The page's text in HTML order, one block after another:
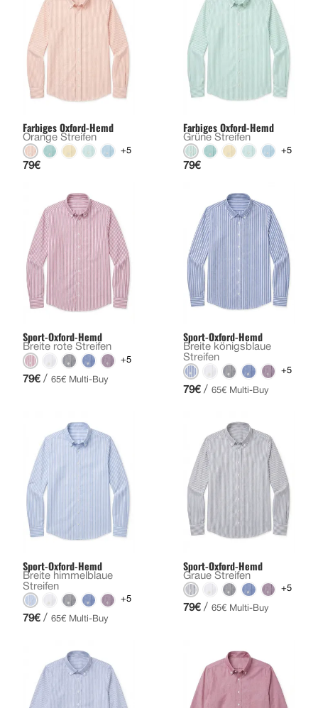
Farbiges Oxford-Hemd
Orange Streifen
+5
79€
Farbiges Oxford-Hemd
Grüne Streifen
+5
79€
Sport-Oxford-Hemd
Breite rote Streifen
+5
79€ / 65€ Multi-Buy
Sport-Oxford-Hemd
Breite königsblaue
Streifen
+5
79€ / 65€ Multi-Buy
Sport-Oxford-Hemd
Breite himmelblaue
Streifen
+5
79€ / 65€ Multi-Buy
Sport-Oxford-Hemd
Graue Streifen
+5
79€ / 65€ Multi-Buy